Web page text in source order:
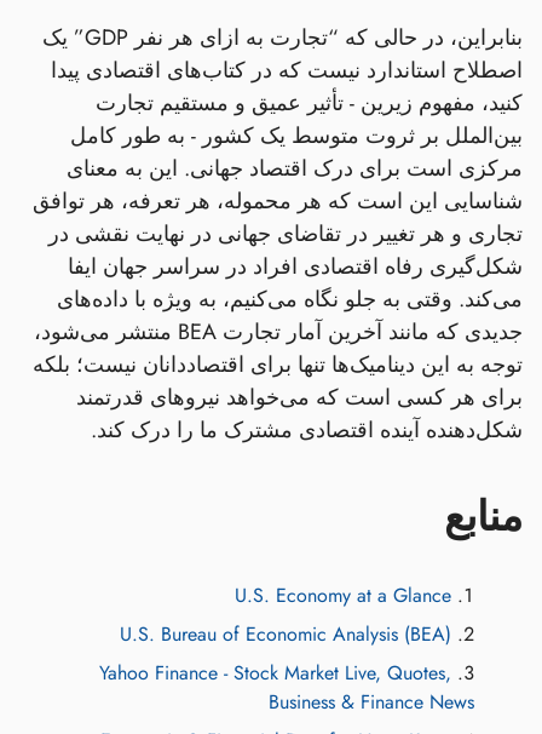
بنابراین، در حالی که “تجارت به ازای هر نفر GDP” یک
اصطلاح استاندارد نیست که در کتاب‌های اقتصادی پیدا
کنید، مفهوم زیرین - تأثیر عمیق و مستقیم تجارت
بین‌الملل بر ثروت متوسط یک کشور - به طور کامل
مرکزی است برای درک اقتصاد جهانی. این به معنای
شناسایی این است که هر محموله، هر تعرفه، هر توافق
تجاری و هر تغییر در تقاضای جهانی در نهایت نقشی در
شکل‌گیری رفاه اقتصادی افراد در سراسر جهان ایفا
می‌کند. وقتی به جلو نگاه می‌کنیم، به ویژه با داده‌های
جدیدی که مانند آخرین آمار تجارت BEA منتشر می‌شود،
توجه به این دینامیک‌ها تنها برای اقتصاددانان نیست؛ بلکه
برای هر کسی است که می‌خواهد نیروهای قدرتمند
شکل‌دهنده آینده اقتصادی مشترک ما را درک کند.
منابع
U.S. Economy at a Glance
U.S. Bureau of Economic Analysis (BEA)
Yahoo Finance - Stock Market Live, Quotes,
Business & Finance News